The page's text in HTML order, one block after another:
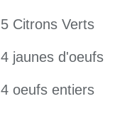
5 Citrons Verts
4 jaunes d'oeufs
4 oeufs entiers